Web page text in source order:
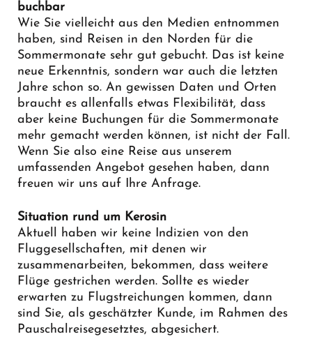
buchbar
Wie Sie vielleicht aus den Medien entnommen
haben, sind Reisen in den Norden für die
Sommermonate sehr gut gebucht. Das ist keine
neue Erkenntnis, sondern war auch die letzten
Jahre schon so. An gewissen Daten und Orten
braucht es allenfalls etwas Flexibilität, dass
aber keine Buchungen für die Sommermonate
mehr gemacht werden können, ist nicht der Fall.
Wenn Sie also eine Reise aus unserem
umfassenden Angebot gesehen haben, dann
freuen wir uns auf Ihre Anfrage.
Situation rund um Kerosin
Aktuell haben wir keine Indizien von den
Fluggesellschaften, mit denen wir
zusammenarbeiten, bekommen, dass weitere
Flüge gestrichen werden. Sollte es wieder
erwarten zu Flugstreichungen kommen, dann
sind Sie, als geschätzter Kunde, im Rahmen des
Pauschalreisegesetztes, abgesichert.